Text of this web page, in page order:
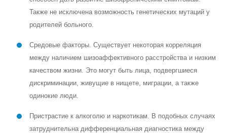
Также не исключена возможность генетических мутаций у
родителей больного.
Средовые факторы. Существует некоторая корреляция
между наличием шизоаффективного расстройства и низким
качеством жизни. Это могут быть лица, подвергшиеся
дискриминации, живущие в нищете, миграции, а также
одинокие люди.
Пристрастие к алкоголю и наркотикам. В подобных случаях
затруднительна дифференциальная диагностика между